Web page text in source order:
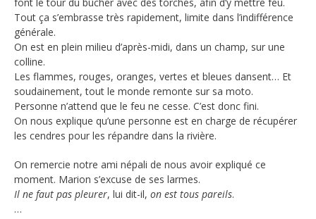
Tout ça s’embrasse très rapidement, limite dans l’indifférence
générale.
On est en plein milieu d’après-midi, dans un champ, sur une
colline.
Les flammes, rouges, oranges, vertes et bleues dansent… Et
soudainement, tout le monde remonte sur sa moto.
Personne n’attend que le feu ne cesse. C’est donc fini.
On nous explique qu’une personne est en charge de récupérer
les cendres pour les répandre dans la rivière.
On remercie notre ami népali de nous avoir expliqué ce
moment. Marion s’excuse de ses larmes.
Il ne faut pas pleurer, lui dit-il, on est tous pareils.
…